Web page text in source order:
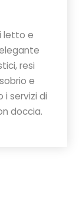
letto e
resi
e
i servizi di
doccia.